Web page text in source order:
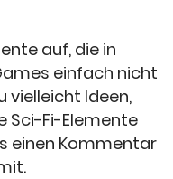
auf, die in
einfach nicht
vielleicht Ideen,
Sci-Fi-Elemente
einen Kommentar